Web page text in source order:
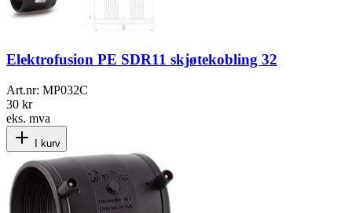
Elektrofusion PE SDR11 skjøtekobling 32
Art.nr: MP032C
30 kr
eks. mva
I kurv